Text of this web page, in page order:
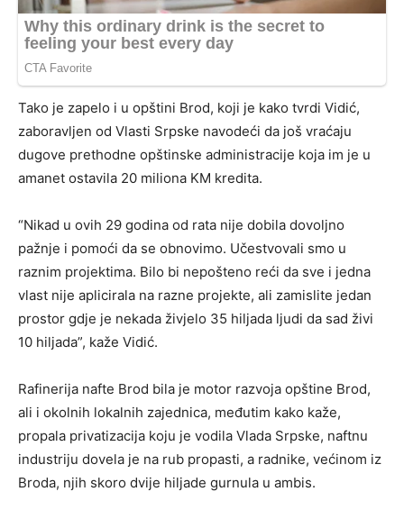
Tako je zapelo i u opštini Brod, koji je kako tvrdi Vidić,
zaboravljen od Vlasti Srpske navodeći da još vraćaju
dugove prethodne opštinske administracije koja im je u
amanet ostavila 20 miliona KM kredita.
“Nikad u ovih 29 godina od rata nije dobila dovoljno
pažnje i pomoći da se obnovimo. Učestvovali smo u
raznim projektima. Bilo bi nepošteno reći da sve i jedna
vlast nije aplicirala na razne projekte, ali zamislite jedan
prostor gdje je nekada živjelo 35 hiljada ljudi da sad živi
10 hiljada”, kaže Vidić.
Rafinerija nafte Brod bila je motor razvoja opštine Brod,
ali i okolnih lokalnih zajednica, međutim kako kaže,
propala privatizacija koju je vodila Vlada Srpske, naftnu
industriju dovela je na rub propasti, a radnike, većinom iz
Broda, njih skoro dvije hiljade gurnula u ambis.